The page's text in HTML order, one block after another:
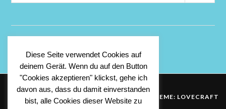
Anmelden
PROUDLY POWERED BY WORDPRESS &
THEME: LOVECRAFT
Diese Seite verwendet Cookies auf
deinem Gerät. Wenn du auf den Button
"Cookies akzeptieren" klickst, gehe ich
davon aus, dass du damit einverstanden
bist, alle Cookies dieser Website zu